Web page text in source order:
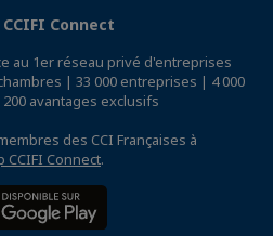
Connect
au 1er réseau privé d'entreprises
| 33 000 entreprises | 4 000
avantages exclusifs
des CCI Françaises à
CCIFI Connect.